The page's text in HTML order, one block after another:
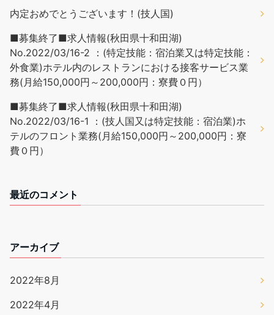
内定おめでとうございます！(技人国)
■募集終了■求人情報(秋田県十和田湖)
No.2022/03/16-2 ：(特定技能：宿泊業又は特定技能：
外食業)ホテル内のレストランにおける接客サービス業
務(月給150,000円～200,000円：寮費０円）
■募集終了■求人情報(秋田県十和田湖)
No.2022/03/16-1 ：(技人国又は特定技能：宿泊業)ホ
テルのフロント業務(月給150,000円～200,000円：寮
費０円）
最近のコメント
アーカイブ
2022年8月
2022年4月